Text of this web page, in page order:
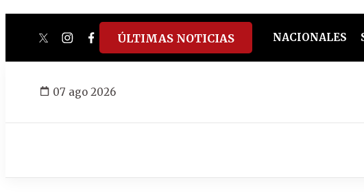
twitterinstagram
facebook
tiktokyoutube
spotify
ÚLTIMAS NOTICIAS NACIONALES
07 ago 2026